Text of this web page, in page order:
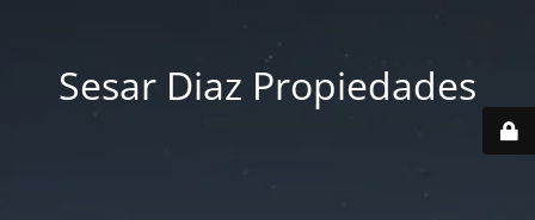
Sesar Diaz Propiedades